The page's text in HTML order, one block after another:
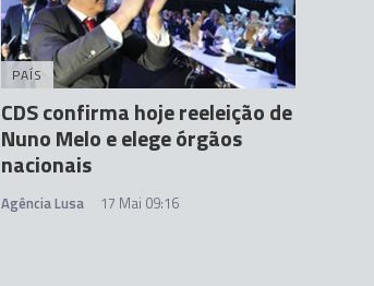
PAÍS
CDS confirma hoje reeleição de
Nuno Melo e elege órgãos
nacionais
Agência Lusa 17 Mai 09:16